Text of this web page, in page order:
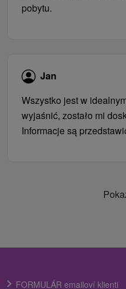
pobytu.
Jan
Wszystko jest w
wyjaśnić, zostało mi
Informacje są
FORMULÁR emailoví klienti